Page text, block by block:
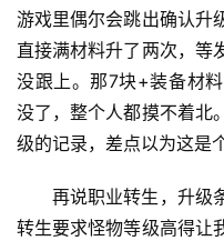
游戏里偶尔会跳出确认升
直接满材料升了两次，等
没跟上。那7块+装备材
没了，整个人都摸不着北
级的记录，差点以为这是
再说职业转生，升级
转生要求怪物等级高得让